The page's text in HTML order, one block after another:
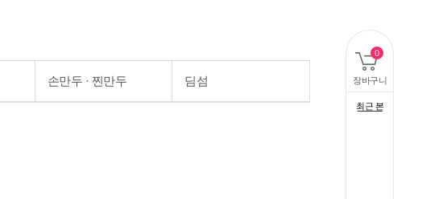
손만두 · 찐만두 딤섬 장바구니
0개 담김
최근 본